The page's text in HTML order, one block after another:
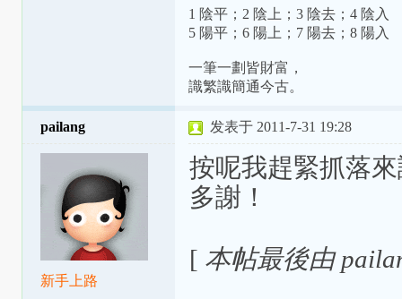
1 陰平；2 陰上；3 陰去；4 陰入
5 陽平；6 陽上；7 陽去；8 陽入
一筆一劃皆財富，
識繁識簡通今古。
pailang
新手上路
发表于 2011-7-31 19:28
按呢我趕緊抓落
多謝！
[ 本帖最後由